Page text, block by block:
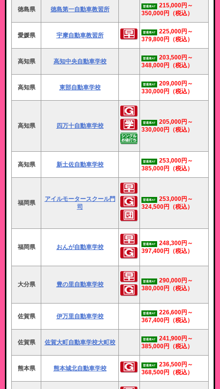
徳島県 徳島第一自動車教習所 普通車AT
215,000円～
350,000円
（税込）
愛媛県 宇摩自動車教習所 普通車AT
225,000円～
379,800円
（税込）
高知県 高知中央自動車学校 普通車AT
203,500円～
348,000円
（税込）
高知県 東部自動車学校 普通車AT
209,000円～
330,000円
（税込）
高知県 四万十自動車学校 普通車AT
205,000円～
330,000円
（税込）
高知県 新土佐自動車学校 普通車AT
253,000円～
385,000円
（税込）
福岡県
アイルモータースクール門
司
普通車AT
253,000円～
324,500円
（税込）
福岡県 おんが自動車学校 普通車AT
248,300円～
397,400円
（税込）
大分県 豊の里自動車学校 普通車AT
290,000円～
380,000円
（税込）
佐賀県 伊万里自動車学校 普通車AT
226,600円～
367,400円
（税込）
佐賀県 佐賀大町自動車学校大町校 普通車AT
241,900円～
385,000円
（税込）
熊本県 熊本城北自動車学校 普通車AT
236,500円～
368,500円
（税込）